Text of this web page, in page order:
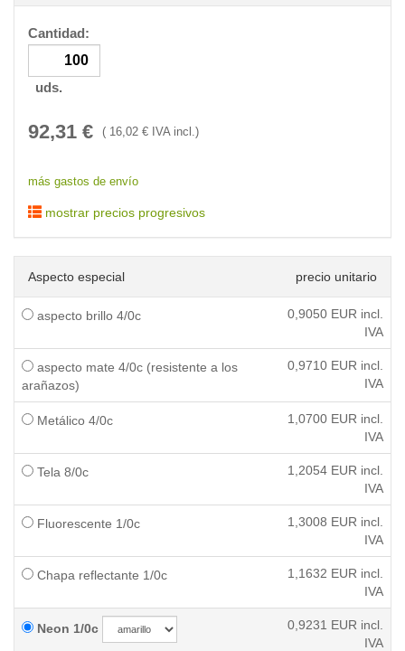
Cantidad:
uds.
92,31 € ( 16,02 € IVA incl.)
más gastos de envío
mostrar precios progresivos
Aspecto especial precio unitario
aspecto brillo 4/0c 0,9050 EUR incl.
IVA
aspecto mate 4/0c (resistente a los
arañazos)
0,9710 EUR incl.
IVA
Metálico 4/0c 1,0700 EUR incl.
IVA
Tela 8/0c 1,2054 EUR incl.
IVA
Fluorescente 1/0c 1,3008 EUR incl.
IVA
Chapa reflectante 1/0c 1,1632 EUR incl.
IVA
Neon 1/0c 0,9231 EUR incl.
IVA